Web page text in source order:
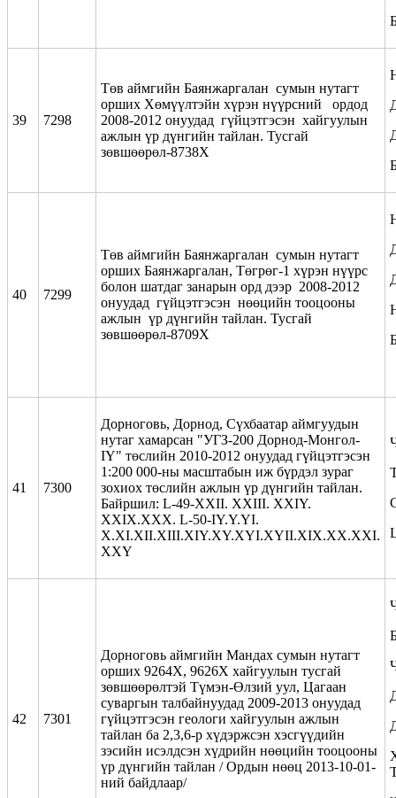
39 7298
Төв аймгийн Баянжаргалан сумын нутагт
орших Хөмүүлтэйн хүрэн нүүрсний ордод
2008-2012 онуудад гүйцэтгэсэн хайгуулын
ажлын үр дүнгийн тайлан. Тусгай
зөвшөөрөл-8738Х
40 7299
Төв аймгийн Баянжаргалан сумын нутагт
орших Баянжаргалан, Төгрөг-1 хүрэн нүүрс
болон шатдаг занарын орд дээр 2008-2012
онуудад гүйцэтгэсэн нөөцийн тооцооны
ажлын үр дүнгийн тайлан. Тусгай
зөвшөөрөл-8709Х
41 7300
Дорноговь, Дорнод, Сүхбаатар аймгуудын
нутаг хамарсан "УГЗ-200 Дорнод-Монгол-
IY" төслийн 2010-2012 онуудад гүйцэтгэсэн
1:200 000-ны масштабын иж бүрдэл зураг
зохиох төслийн ажлын үр дүнгийн тайлан.
Байршил: L-49-XXII. XXIII. XXIY.
XXIX.XXX. L-50-IY.Y.YI.
X.XI.XII.XIII.XIY.XY.XYI.XYII.XIX.XX.XXI.
XXY
42 7301
Дорноговь аймгийн Мандах сумын нутагт
орших 9264Х, 9626Х хайгуулын тусгай
зөвшөөрөлтэй Түмэн-Өлзий уул, Цагаан
суваргын талбайнуудад 2009-2013 онуудад
гүйцэтгэсэн геологи хайгуулын ажлын
тайлан ба 2,3,6-р хүдэржсэн хэсгүүдийн
зэсийн исэлдсэн хүдрийн нөөцийн тооцооны
үр дүнгийн тайлан / Ордын нөөц 2013-10-01-
ний байдлаар/